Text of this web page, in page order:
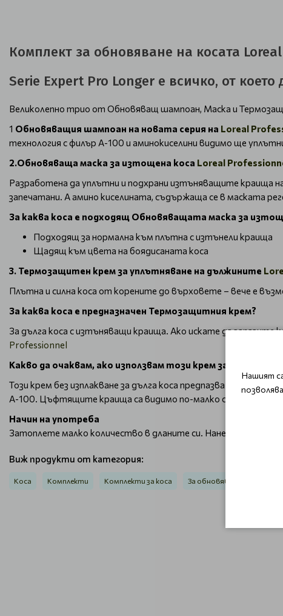
Комплект за обновяване на косата
Serie Expert Pro Longer e всичко, от
Великолепно трио от Обновяващ шампоан, Маска и
1 Обновяващия шампоан на новата серия на Loreal
технология с филър А-100 и аминокиселини видимо ще
2.Обновяваща маска за изтощена коса Loreal
Разработена да уплътни и подхрани изтъняващите краища
запечатани. А амино киселината, съдържаща се в маската
За каква коса е подходящ Обновяващата маска за
Подходящ за нормална към плътна с изтънели краища
Щадящ към цвета на боядисаната коса
3. Термозащитен крем за уплътняване на дължините
Плътна и силна коса от корените до върховете – вече е
За каква коса е предназначен Термозащитния крем?
За дълга коса с изтъняващи краища. Ако искате да
Professionnel
Какво да очаквам, ако използвам този крем за коса?
Този крем без изплакване за дълга коса предпазва от
А-100. Цъфтящите краища са видимо по-малко с до 41%*,
Начин на употреба
Затоплете малко количество в дланите си. Нанесете на
Виж продукти от категория:
Коса Комплекти Комплекти за коса За обновяване на
Нашият